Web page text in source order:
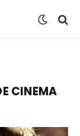
CINEMA